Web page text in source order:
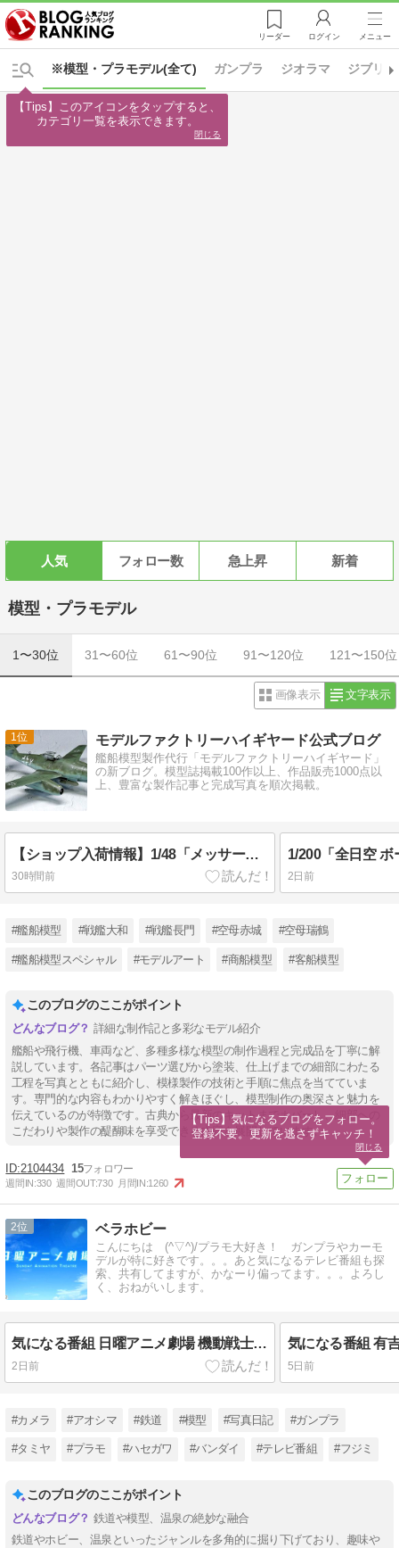
リーダー ログイン メニュー
※模型・プラモデル(全て) ガンプラ ジオラマ ジブリ
人気 フォロー数 急上昇 新着
模型・プラモデル
1〜30位 31〜60位 61〜90位 91〜120位 121〜150位
画像表示 文字表示
1 モデルファクトリーハイギヤード公式ブログ
艦船模型製作代行「モデルファクトリーハイギヤード」
の新ブログ。模型誌掲載100作以上、作品販売1000点以
上、豊富な製作記事と完成写真を順次掲載。
【ショップ入荷情報】1/48「メッサーシュミットMe262 A-2a」完成品
30時間前 2日前
#艦船模型 #戦艦大和 #戦艦長門 #空母赤城 #空母瑞鶴
#艦船模型スペシャル #モデルアート #商船模型 #客船模型
このブログのここがポイント
詳細な制作記と多彩なモデル紹介
艦船や飛行機、車両など、多種多様な模型の制作過程と完成品を丁寧に解
説しています。各記事はパーツ選びから塗装、仕上げまでの細部にわたる
工程を写真とともに紹介し、模様製作の技術と手順に焦点を当てていま
す。専門的な内容もわかりやすく解きほぐし、模型制作の奥深さと魅力を
伝えているのが特徴です。古典から最新のキットまでカバーし、細部への
こだわりや製作の醍醐味を享受できる内容を展開しています。
2104434 15
週間IN:330 週間OUT:730 月間IN:1260
2 ベラホビー
こんにちは (^▽^)/プラモ大好き！ ガンプラやカーモ
デルが特に好きです。。。あと気になるテレビ番組も探
索、共有してますが、かなーり偏ってます。。。よろし
く、おねがいします。
気になる番組 日曜アニメ劇場 機動戦士ガンダム
2日前 5日前
#カメラ #アオシマ #鉄道 #模型 #写真日記 #ガンプラ
#タミヤ #プラモ #ハセガワ #バンダイ #テレビ番組 #フジミ
このブログのここがポイント
鉄道や模型、温泉の絶妙な融合
鉄道やホビー、温泉といったジャンルを多角的に掘り下げており、趣味や
【Tips】このアイコンをタップすると、
カテゴリ一覧を表示できます。
閉じる
【Tips】気になるブログをフォロー。
登録不要。更新を逃さずキャッチ！
閉じる